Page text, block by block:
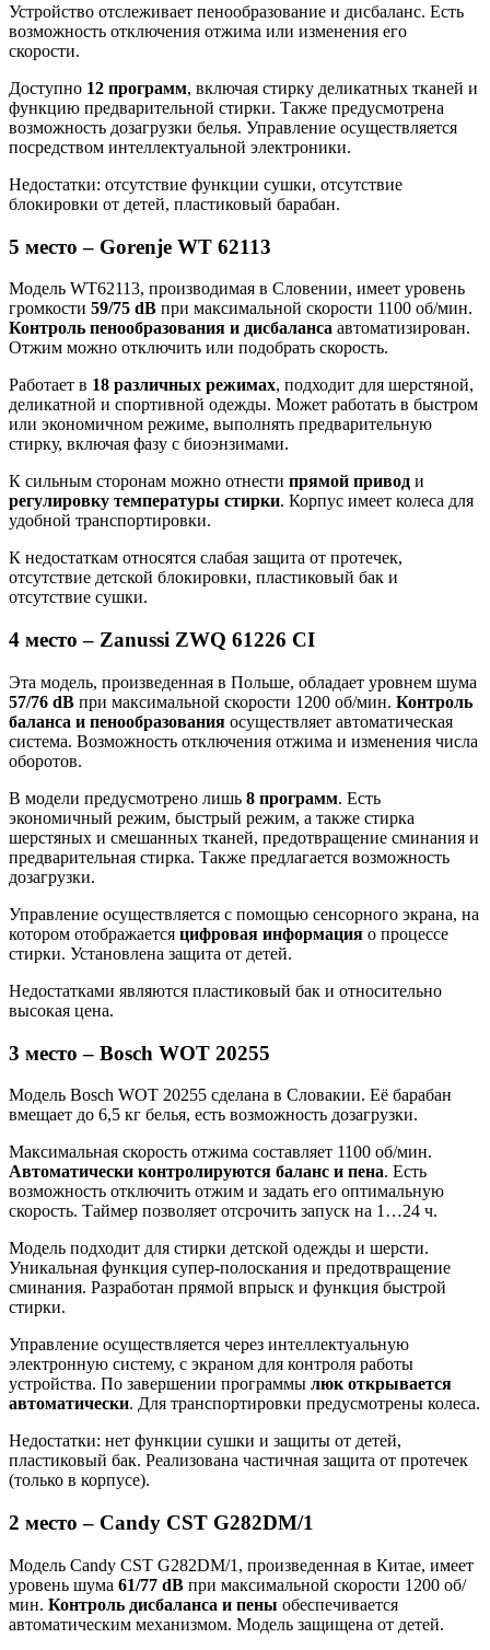
Устройство отслеживает пенообразование и дисбаланс. Есть
возможность отключения отжима или изменения его
скорости.
Доступно 12 программ, включая стирку деликатных тканей и
функцию предварительной стирки. Также предусмотрена
возможность дозагрузки белья. Управление осуществляется
посредством интеллектуальной электроники.
Недостатки: отсутствие функции сушки, отсутствие
блокировки от детей, пластиковый барабан.
5 место – Gorenje WT 62113
Модель WT62113, производимая в Словении, имеет уровень
громкости 59/75 dB при максимальной скорости 1100 об/мин.
Контроль пенообразования и дисбаланса автоматизирован.
Отжим можно отключить или подобрать скорость.
Работает в 18 различных режимах, подходит для шерстяной,
деликатной и спортивной одежды. Может работать в быстром
или экономичном режиме, выполнять предварительную
стирку, включая фазу с биоэнзимами.
К сильным сторонам можно отнести прямой привод и
регулировку температуры стирки. Корпус имеет колеса для
удобной транспортировки.
К недостаткам относятся слабая защита от протечек,
отсутствие детской блокировки, пластиковый бак и
отсутствие сушки.
4 место – Zanussi ZWQ 61226 CI
Эта модель, произведенная в Польше, обладает уровнем шума
57/76 dB при максимальной скорости 1200 об/мин. Контроль
баланса и пенообразования осуществляет автоматическая
система. Возможность отключения отжима и изменения числа
оборотов.
В модели предусмотрено лишь 8 программ. Есть
экономичный режим, быстрый режим, а также стирка
шерстяных и смешанных тканей, предотвращение сминания и
предварительная стирка. Также предлагается возможность
дозагрузки.
Управление осуществляется с помощью сенсорного экрана, на
котором отображается цифровая информация о процессе
стирки. Установлена защита от детей.
Недостатками являются пластиковый бак и относительно
высокая цена.
3 место – Bosch WOT 20255
Модель Bosch WOT 20255 сделана в Словакии. Её барабан
вмещает до 6,5 кг белья, есть возможность дозагрузки.
Максимальная скорость отжима составляет 1100 об/мин.
Автоматически контролируются баланс и пена. Есть
возможность отключить отжим и задать его оптимальную
скорость. Таймер позволяет отсрочить запуск на 1…24 ч.
Модель подходит для стирки детской одежды и шерсти.
Уникальная функция супер-полоскания и предотвращение
сминания. Разработан прямой впрыск и функция быстрой
стирки.
Управление осуществляется через интеллектуальную
электронную систему, с экраном для контроля работы
устройства. По завершении программы люк открывается
автоматически. Для транспортировки предусмотрены колеса.
Недостатки: нет функции сушки и защиты от детей,
пластиковый бак. Реализована частичная защита от протечек
(только в корпусе).
2 место – Candy CST G282DM/1
Модель Candy CST G282DM/1, произведенная в Китае, имеет
уровень шума 61/77 dB при максимальной скорости 1200 об/
мин. Контроль дисбаланса и пены обеспечивается
автоматическим механизмом. Модель защищена от детей.